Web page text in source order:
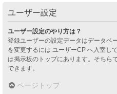
ユーザー設定
ユーザー設定のやり方は？
登録ユーザーの設定データはデータベ
を変更するには ユーザーCP へ入室し
は掲示板のトップにあります。そちら
できます。
ページトップ